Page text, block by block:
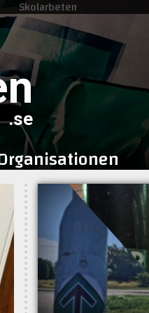
Skolarbeten
.se